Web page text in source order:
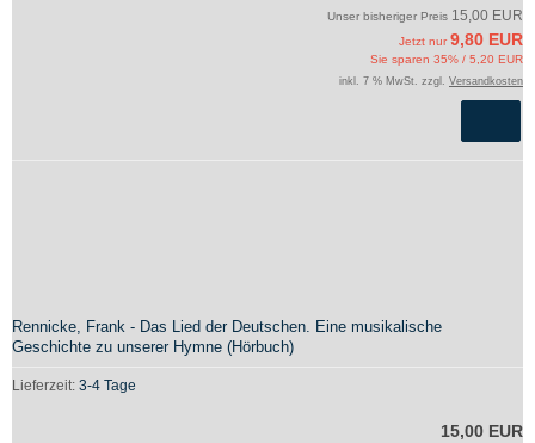
Unser bisheriger Preis 15,00 EUR
Jetzt nur 9,80 EUR
Sie sparen 35% / 5,20 EUR
inkl. 7 % MwSt. zzgl. Versandkosten
Rennicke, Frank - Das Lied der Deutschen. Eine musikalische
Geschichte zu unserer Hymne (Hörbuch)
Lieferzeit: 3-4 Tage
15,00 EUR